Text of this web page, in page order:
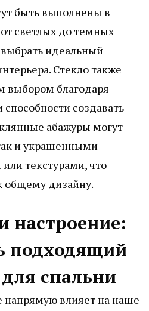
быть выполнены в
светлых до темных
идеальный
Стекло также
выбором благодаря
создавать
абажуры могут
и украшенными
текстурами, что
общему дизайну.
настроение:
подходящий
спальни
напрямую влияет на наше